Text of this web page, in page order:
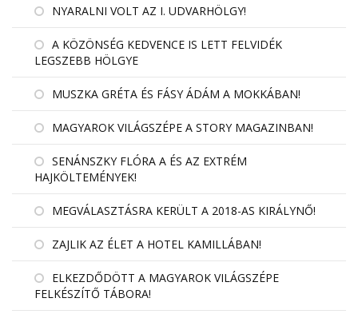
NYARALNI VOLT AZ I. UDVARHÖLGY!
A KÖZÖNSÉG KEDVENCE IS LETT FELVIDÉK
LEGSZEBB HÖLGYE
MUSZKA GRÉTA ÉS FÁSY ÁDÁM A MOKKÁBAN!
MAGYAROK VILÁGSZÉPE A STORY MAGAZINBAN!
SENÁNSZKY FLÓRA A ÉS AZ EXTRÉM
HAJKÖLTEMÉNYEK!
MEGVÁLASZTÁSRA KERÜLT A 2018-AS KIRÁLYNŐ!
ZAJLIK AZ ÉLET A HOTEL KAMILLÁBAN!
ELKEZDŐDÖTT A MAGYAROK VILÁGSZÉPE
FELKÉSZÍTŐ TÁBORA!